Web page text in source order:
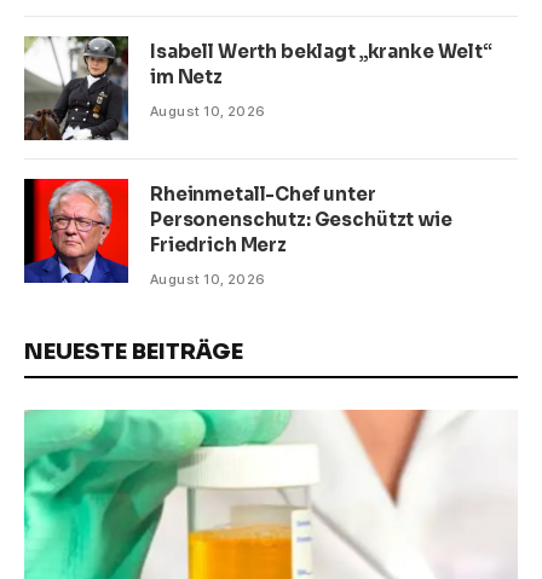
Isabell Werth beklagt „kranke Welt“
im Netz
August 10, 2026
Rheinmetall-Chef unter
Personenschutz: Geschützt wie
Friedrich Merz
August 10, 2026
NEUESTE BEITRÄGE